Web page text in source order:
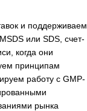
и поддерживаем
или SDS, счет-
когда они
принципам
работу с GMP-
рынка